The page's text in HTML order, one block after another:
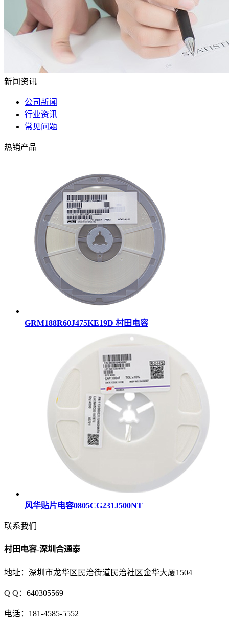
新闻资讯
公司新闻
行业资讯
常见问题
热销产品
GRM188R60J475KE19D 村田电容
风华贴片电容0805CG231J500NT
联系我们
村田电容-深圳合通泰
地址：深圳市龙华区民治街道民治社区金华大厦1504
Q Q：640305569
电话：181-4585-5552